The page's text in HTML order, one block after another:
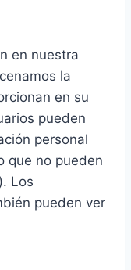
en nuestra
la
en su
pueden
personal
que no pueden
Los
pueden ver